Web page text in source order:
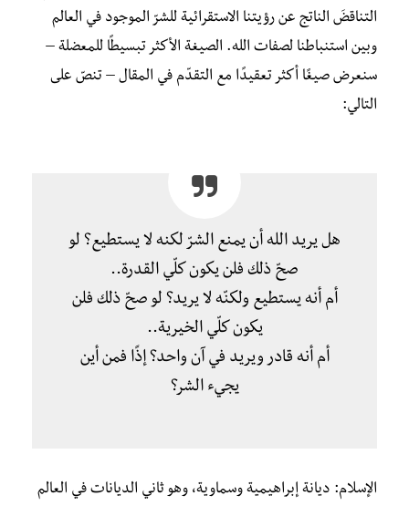
التناقضَ الناتج عن رؤيتنا الاستقرائية للشرّ الموجود في العالم
وبين استنباطنا لصفات الله. الصيغة الأكثر تبسيطًا للمعضلة –
سنعرض صيغًا أكثر تعقيدًا مع التقدّم في المقال – تنصّ على
التالي:
هل يريد الله أن يمنع الشرّ لكنه لا يستطيع؟ لو
صحّ ذلك فلن يكون كلّي القدرة..
أم أنه يستطيع ولكنّه لا يريد؟ لو صحّ ذلك فلن
يكون كلّي الخيرية..
أم أنه قادر ويريد في آن واحد؟ إذًا فمن أين
يجيء الشر؟
الإسلام: ديانة إبراهيمية وسماوية، وهو ثاني الديانات في العالم